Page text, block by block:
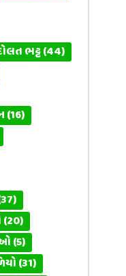
ભટ્ટ(44)
(16)
(20)
(5)
(31)